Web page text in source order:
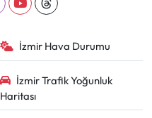
İzmir Hava Durumu
İzmir Trafik Yoğunluk
Haritası